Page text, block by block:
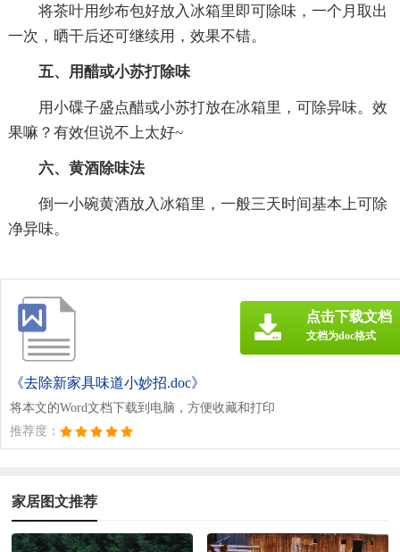
将茶叶用纱布包好放入冰箱里即可除味，一个月取出
一次，晒干后还可继续用，效果不错。
五、用醋或小苏打除味
用小碟子盛点醋或小苏打放在冰箱里，可除异味。效
果嘛？有效但说不上太好~
六、黄酒除味法
倒一小碗黄酒放入冰箱里，一般三天时间基本上可除
净异味。
《去除新家具味道小妙招.doc》
将本文的Word文档下载到电脑，方便收藏和打印
推荐度：
点击下载文档
文档为doc格式
家居图文推荐